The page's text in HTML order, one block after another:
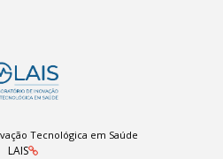
Tecnológica em Saúde
LAIS